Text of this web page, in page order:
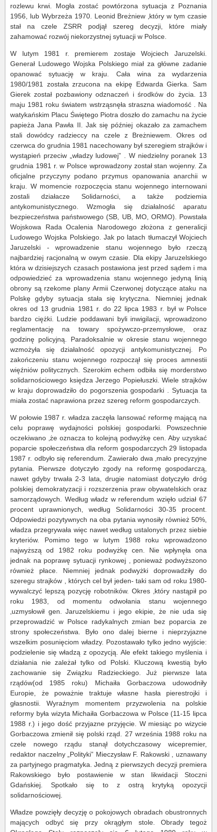
rozlewu krwi. Mogła zostać powtórzona sytuacja z Poznania
1956, lub Wybrzeża 1970. Leonid Breżniew ‚który w tym czasie
stał na czele ZSRR podjął szereg decyzji, które miały
zahamować rozwój niekorzystnej sytuacji w Polsce.
W lutym 1981 r. premierem zostaje Wojciech Jaruzelski.
Generał Ludowego Wojska Polskiego miał za główne zadanie
opanować sytuację w kraju. Cała wina za wydarzenia
1980/1981 została zrzucona na ekipę Edwarda Gierka. Sam
Gierek został pozbawiony odznaczeń i środków do życia. 13
maju 1981 roku światem wstrząsnęła straszna wiadomość . Na
watykańskim Placu Świętego Piotra doszło do zamachu na życie
papieża Jana Pawła II. Jak się później okazało za zamachem
stali dowódcy radzieccy na czele z Breżniewem. Okres od
czerwca do grudnia 1981 nacechowany był szeregiem strajków i
wystąpień przeciw „władzy ludowej” . W niedzielny poranek 13
grudnia 1981 r. w Polsce wprowadzony został stan wojenny. Za
oficjalne przyczyny podano przymus opanowania anarchii w
kraju. W momencie rozpoczęcia stanu wojennego internowani
zostali działacze Solidarności, a także podziemia
antykomunistycznego. Wzmogła się działalność aparatu
bezpieczeństwa państwowego (SB, UB, MO, ORMO). Powstała
Wojskowa Rada Ocalenia Narodowego złożona z generalicji
Ludowego Wojska Polskiego. Jak po latach tłumaczył Wojciech
Jaruzelski - wprowadzenie stanu wojennego było rzeczą
najbardziej racjonalną w owym czasie. Dla ekipy Jaruzelskiego
która w dzisiejszych czasach postawiona jest przed sądem i ma
odpowiedzieć za wprowadzenia stanu wojennego jedyną linią
obrony są rzekome plany Armii Czerwonej dotyczące ataku na
Polskę gdyby sytuacja stała się krytyczna. Niemniej jednak
okres od 13 grudnia 1981 r. do 22 lipca 1983 r. był w Polsce
bardzo ciężki. Ludzie poddawani byli inwigilacji, wprowadzono
reglamentację na towary spożywczo-przemysłowe, oraz
godzinę policyjną. Paradoksalnie w okresie stanu wojennego
wzmożyła się działalność opozycji antykomunistycznej. Po
zakończeniu stanu wojennego rozpoczął się proces amnestii
więźniów politycznych. Szerokim echem odbiła się morderstwo
solidarnościowego księdza Jerzego Popiełuszki. Wiele strajków
w kraju doprowadziło do pogorszenia gospodarki . Sytuacja ta
miała zostać naprawiona przez szereg reform gospodarczych.
W połowie 1987 r. władza zaczęła lansować reformę mającą na
celu poprawę wydajności polskiej gospodarki. Powszechnie
oczekiwano ‚że oznacza to kolejną podwyżkę cen. Aby uzyskać
poparcie społeczeństwa dla reform gospodarczych 29 listopada
1987 r. odbyło się referendum. Zawierało dwa ‚mało precyzyjne
pytania. Pierwsze dotyczyło zgody na reformę gospodarczą,
nawet gdyby trwała 2-3 lata, drugie natomiast dotyczyło dróg
polskiej demokratyzacji i rozszerzenia praw obywatelskich oraz
samorządowych. Według władz w referendum wzięło udział 67
procent uprawnionych, według Solidarności 30-35 procent.
Odpowiedzi pozytywnych na oba pytania wynosiły również 50%,
władza przegrywała więc nawet według ustalonych przez siebie
kryteriów. Pomimo tego w lutym 1988 roku wprowadzono
najwyższą od 1982 roku podwyżkę cen. Nie wpłynęła ona
jednak na poprawę sytuacji rynkowej , ponieważ podwyższono
również płace. Niemniej jednak podwyżki doprowadziły do
szeregu strajków , których cel był jeden- taki sam od roku 1980-
wywalczyć lepszą pozycję robotników. Okres ‚który nastąpił po
roku 1983, od momentu odwołania stanu wojennego
‚uzmysłowił gen. Jaruzelskiemu i jego ekipie, że nie uda się
przeprowadzić w Polsce radykalnych zmian bez poparcia ze
strony społeczeństwa. Było ono dalej bierne i nieprzyjazne
wszelkim posunięciom władzy. Pozostawało tylko jedno wyjście:
podzielenie się władzą z opozycją. Ale efekt takiego myślenia i
działania nie zależał tylko od Polski. Kluczową kwestią było
zachowanie się Związku Radzieckiego. Już pierwsze lata
rządów(od 1985 roku) Michaiła Gorbaczowa udowodniły
Europie, że poważnie traktuje własne hasła pierestrojki i
głasnostii. Wyraźnym momentem przyzwolenia na polskie
reformy była wizyta Michaiła Gorbaczowa w Polsce (11-15 lipca
1988 r.) i jego dość przyjazne przyjęcie. W miesiąc po wizycie
Gorbaczowa zmienił się polski rząd. 27 września 1988 roku na
czele nowego rządu stanął dotychczasowy wicepremier,
redaktor naczelny „Polityki” Mieczysław F. Rakowski , uznawany
za partyjnego pragmatyka. Jedną z pierwszych decyzji premiera
Rakowskiego było postawienie w stan likwidacji Stoczni
Gdańskiej. Spotkało się to z ostrą krytyką opozycji
solidarnościowej.
Władze powzięły decyzję o pokojowych obradach obustronnych
mających odbyć się przy okrągłym stole. Obrady tegoż